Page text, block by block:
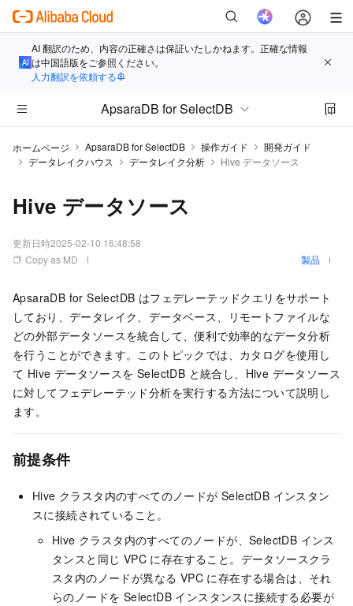
AI 翻訳のため、内容の正確さは保証いたしかねます。正確な情報
は中国語版をご参照ください。
人力翻訳を依頼する
ApsaraDB for SelectDB
ホームページ ApsaraDB for SelectDB 操作ガイド
開発ガイド
データレイクハウス
データレイク分析 Hive データソース
Hive データソース
更新日時2025-02-10 16:48:58
Copy as MD
製品
ApsaraDB for SelectDB はフェデレーテッドクエリをサポート
しており、データレイク、データベース、リモートファイルな
どの外部データソースを統合して、便利で効率的なデータ分析
を行うことができます。このトピックでは、カタログを使用し
て Hive データソースを SelectDB と統合し、Hive データソース
に対してフェデレーテッド分析を実行する方法について説明し
ます。
前提条件
Hive クラスタ内のすべてのノードが SelectDB インスタン
スに接続されていること。
Hive クラスタ内のすべてのノードが、 SelectDB インス
タンスと同じ VPC に存在すること。データソースクラ
スタ内のノードが異なる VPC に存在する場合は、それ
らのノードを SelectDB インスタンスに接続する必要が